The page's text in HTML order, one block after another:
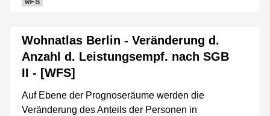
WFS
Wohnatlas Berlin - Veränderung d.
Anzahl d. Leistungsempf. nach SGB
II - [WFS]
Auf Ebene der Prognoseräume werden die
Veränderung des Anteils der Personen in